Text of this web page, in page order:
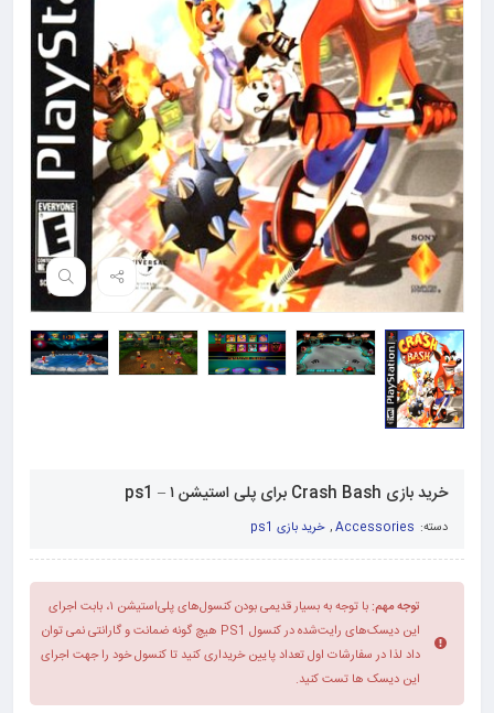
خرید بازی Crash Bash برای پلی استیشن ۱ – ps1
دسته: Accessories
, خرید بازی ps1
توجه مهم:
با توجه به بسیار قدیمی بودن کنسول‌های پلی‌استیشن ۱، بابت اجرای
این دیسک‌های رایت‌شده در کنسول PS1 هیچ گونه ضمانت و گارانتی نمی توان
داد لذا در سفارشات اول تعداد پایین خریداری کنید تا کنسول خود را جهت اجرای
این دیسک ها تست کنید.